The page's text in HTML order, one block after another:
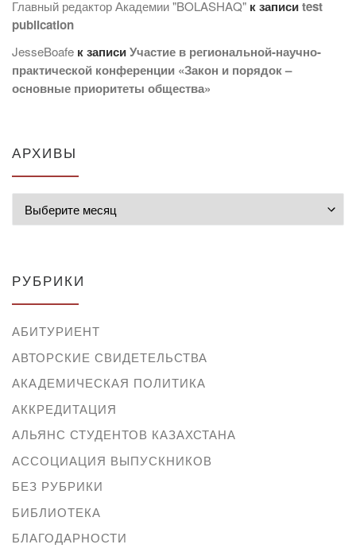
Главный редактор Академии "BOLASHAQ" к записиtest
publication
JesseBoafe к записиУчастие в региональной-научно-
практической конференции «Закон и порядок –
основные приоритеты общества»
АРХИВЫ
РУБРИКИ
АБИТУРИЕНТ
АВТОРСКИЕ СВИДЕТЕЛЬСТВА
АКАДЕМИЧЕСКАЯ ПОЛИТИКА
АККРЕДИТАЦИЯ
АЛЬЯНС СТУДЕНТОВ КАЗАХСТАНА
АССОЦИАЦИЯ ВЫПУСКНИКОВ
БЕЗ РУБРИКИ
БИБЛИОТЕКА
БЛАГОДАРНОСТИ